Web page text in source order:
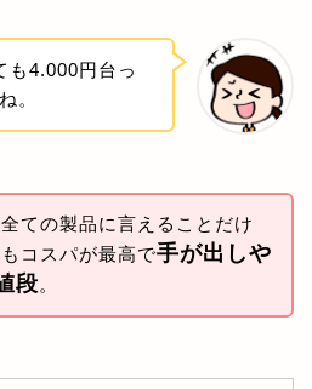
も4.000円台っ
。
ての製品に言えることだけ
コスパが最高で手が出しや
段。